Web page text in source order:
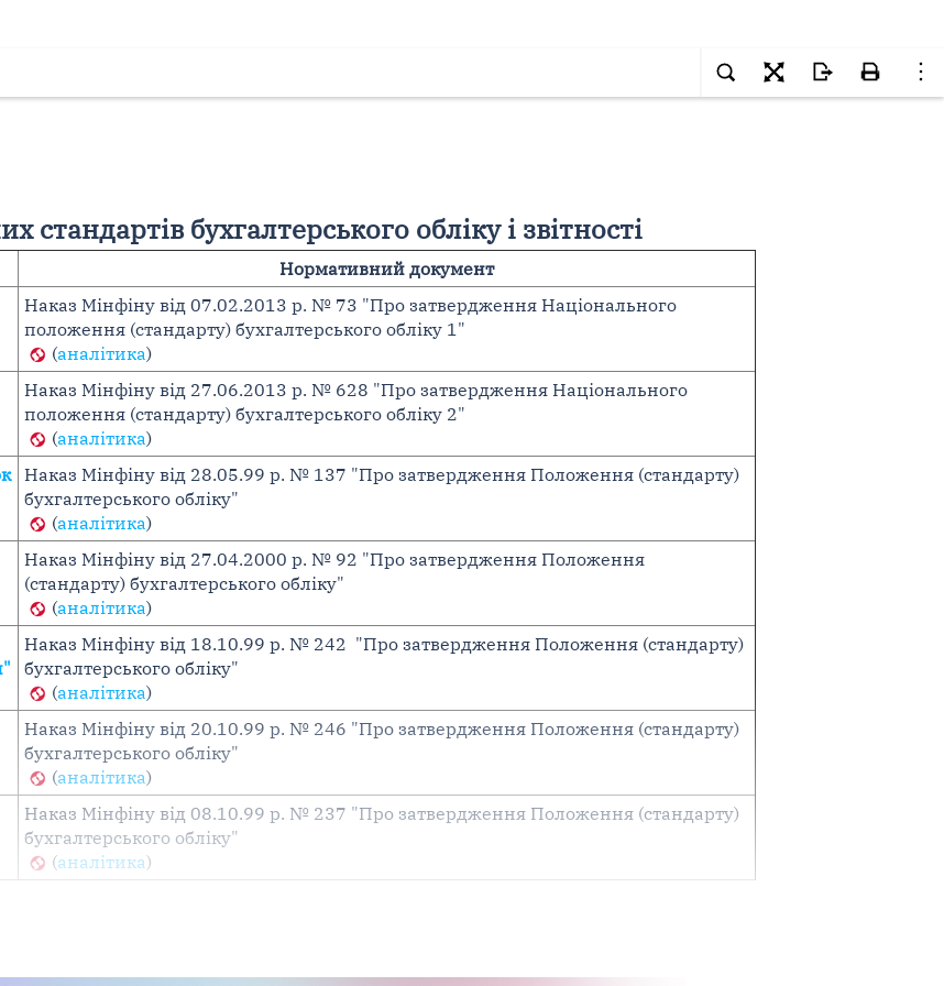
стандартів бухгалтерського обліку і звітності
Нормативний документ
Наказ Мінфіну від 07.02.2013 р. № 73 "Про затвердження Національного
положення (стандарту) бухгалтерського обліку 1"
(аналітика)
Наказ Мінфіну від 27.06.2013 р. № 628 "Про затвердження Національного
положення (стандарту) бухгалтерського обліку 2"
(аналітика)
Наказ Мінфіну від 28.05.99 р. № 137 "Про затвердження Положення (стандарту)
бухгалтерського обліку"
(аналітика)
Наказ Мінфіну від 27.04.2000 р. № 92 "Про затвердження Положення
(стандарту) бухгалтерського обліку"
(аналітика)
Наказ Мінфіну від 18.10.99 р. № 242 "Про затвердження Положення (стандарту)
бухгалтерського обліку"
(аналітика)
Наказ Мінфіну від 20.10.99 р. № 246 "Про затвердження Положення (стандарту)
бухгалтерського обліку"
(аналітика)
Наказ Мінфіну від 08.10.99 р. № 237 "Про затвердження Положення (стандарту)
бухгалтерського обліку"
(аналітика)